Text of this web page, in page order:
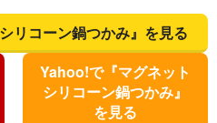
リコーン鍋つかみ』を見る
Yahoo!で『マグネット
シリコーン鍋つかみ』
を見る